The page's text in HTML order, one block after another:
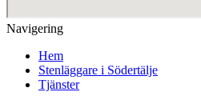
Navigering
Hem
Stenläggare i Södertälje
Tjänster